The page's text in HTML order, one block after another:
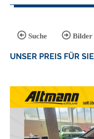
Suche Bilder
UNSER PREIS FÜR SIE